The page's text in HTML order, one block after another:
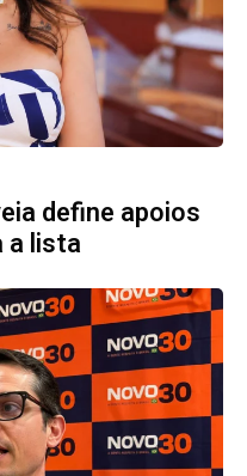
define apoios
a lista